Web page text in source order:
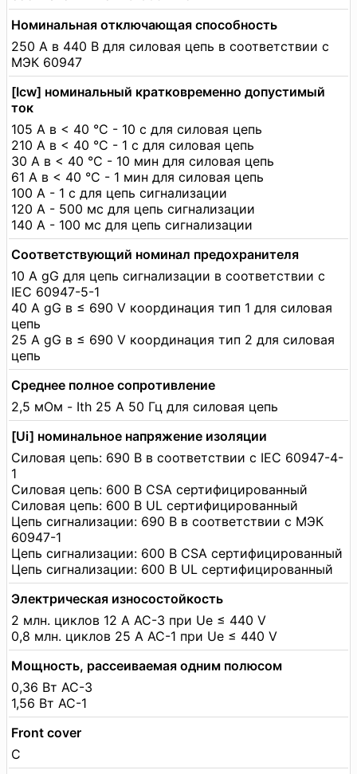
Номинальная отключающая способность
250 А в 440 В для силовая цепь в соответствии с
МЭК 60947
[Icw] номинальный кратковременно допустимый
ток
105 А в < 40 °C - 10 с для силовая цепь
210 А в < 40 °C - 1 с для силовая цепь
30 А в < 40 °C - 10 мин для силовая цепь
61 А в < 40 °C - 1 мин для силовая цепь
100 А - 1 с для цепь сигнализации
120 А - 500 мс для цепь сигнализации
140 А - 100 мс для цепь сигнализации
Соответствующий номинал предохранителя
10 А gG для цепь сигнализации в соответствии с
IEC 60947-5-1
40 А gG в ≤ 690 V координация тип 1 для силовая
цепь
25 А gG в ≤ 690 V координация тип 2 для силовая
цепь
Среднее полное сопротивление
2,5 мОм - Ith 25 А 50 Гц для силовая цепь
[Ui] номинальное напряжение изоляции
Силовая цепь: 690 В в соответствии с IEC 60947-4-
1
Силовая цепь: 600 В CSA сертифицированный
Силовая цепь: 600 В UL сертифицированный
Цепь сигнализации: 690 В в соответствии с МЭК
60947-1
Цепь сигнализации: 600 В CSA сертифицированный
Цепь сигнализации: 600 В UL сертифицированный
Электрическая износостойкость
2 млн. циклов 12 А AC-3 при Ue ≤ 440 V
0,8 млн. циклов 25 А AC-1 при Ue ≤ 440 V
Мощность, рассеиваемая одним полюсом
0,36 Вт AC-3
1,56 Вт AC-1
Front cover
С